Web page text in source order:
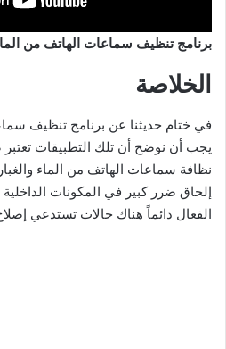
برنامج تنظيف سماعات الهاتف من الماء
الخلاصة
في ختام حديثنا عن برنامج تنظيف
يجب أن نوضح أن تلك التطبيقات
نظافة سماعات الهاتف من الماء
إلحاق ضرر كبير في المكونات
الفعال دائماً هناك حالات تستدعي